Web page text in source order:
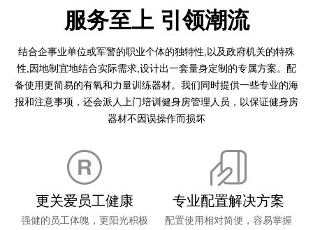
服务至上 引领潮流
结合企事业单位或军警的职业个体的独特性,以及政府机关的特殊
性,因地制宜地结合实际需求,设计出一套量身定制的专属方案。配
备使用更简易的有氧和力量训练器材。我们同时提供一些专业的海
报和注意事项，还会派人上门培训健身房管理人员，以保证健身房
器材不因误操作而损坏
更关爱员工健康
强健的员工体魄，更阳光积极
专业配置解决方案
配置使用相对简便，容易掌握